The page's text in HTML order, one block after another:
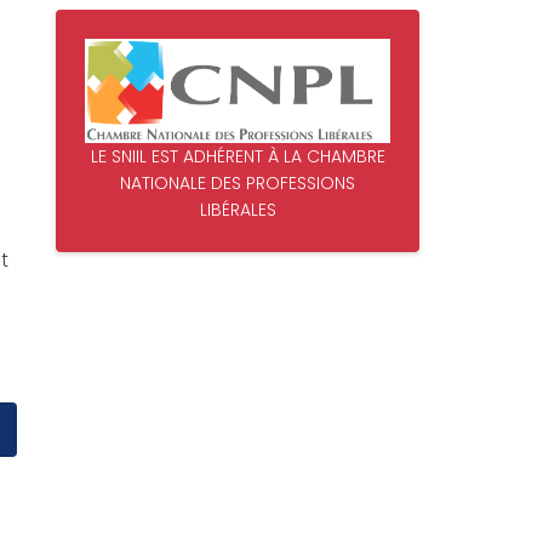
LE SNIIL EST ADHÉRENT À LA CHAMBRE
NATIONALE DES PROFESSIONS
LIBÉRALES